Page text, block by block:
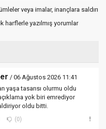
veya imalar, inançlara saldırı
harflerle yazılmış yorumlar
/ 06 Ağustos 2026 11:41
yaşa tasarısı olurmu oldu
yok biri emrediyor
oldu bitti.
(0)